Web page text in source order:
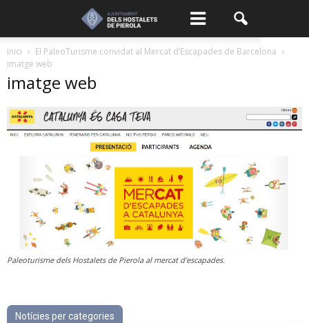
Inici
El PaleoTurisme convidat al Mercat d’Escapades de Barcelona
imatge web
imatge web
Paleoturisme dels Hostalets de Pierola al mercat d’escapades.
Notícies per categories